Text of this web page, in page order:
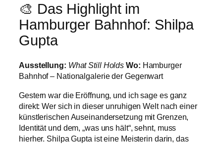
🎨 Das Highlight im
Hamburger Bahnhof: Shilpa
Gupta
Ausstellung: What Still Holds Wo: Hamburger
Bahnhof – Nationalgalerie der Gegenwart
Gestern war die Eröffnung, und ich sage es ganz
direkt: Wer sich in dieser unruhigen Welt nach einer
künstlerischen Auseinandersetzung mit Grenzen,
Identität und dem, „was uns hält“, sehnt, muss
hierher. Shilpa Gupta ist eine Meisterin darin, das